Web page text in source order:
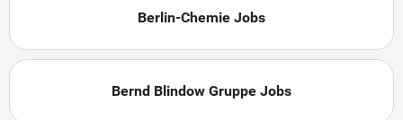
Berlin-Chemie Jobs
Bernd Blindow Gruppe Jobs